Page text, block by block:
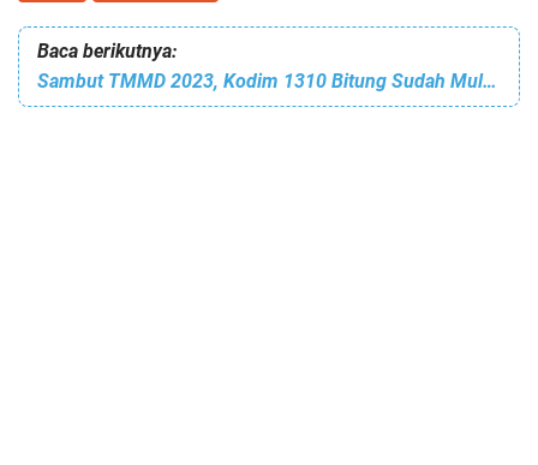
Baca berikutnya:
Sambut TMMD 2023, Kodim 1310 Bitung Sudah Mulai Lakukan Pembukaan Jalan Sepanjang 350 Meter